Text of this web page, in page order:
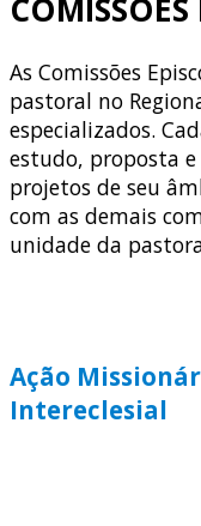
As Comissões
pastoral no
especializados.
estudo, proposta
projetos de seu
com as demais
unidade da
Ação
Intereclesial